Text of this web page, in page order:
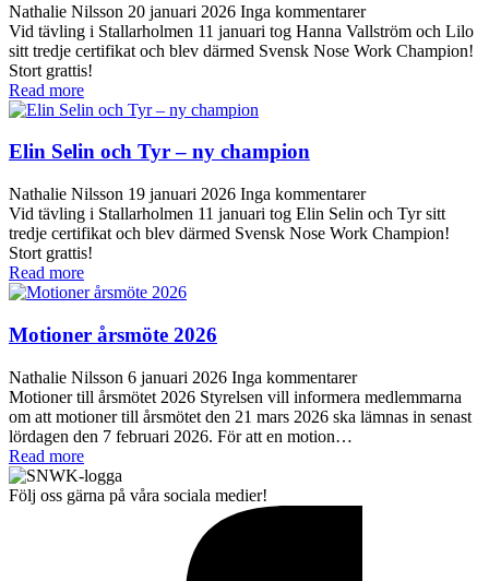
Nathalie Nilsson 20 januari 2026 Inga kommentarer
Vid tävling i Stallarholmen 11 januari tog Hanna Vallström och Lilo
sitt tredje certifikat och blev därmed Svensk Nose Work Champion!
Stort grattis!
Read more
Elin Selin och Tyr – ny champion
Nathalie Nilsson 19 januari 2026 Inga kommentarer
Vid tävling i Stallarholmen 11 januari tog Elin Selin och Tyr sitt
tredje certifikat och blev därmed Svensk Nose Work Champion!
Stort grattis!
Read more
Motioner årsmöte 2026
Nathalie Nilsson 6 januari 2026 Inga kommentarer
Motioner till årsmötet 2026 Styrelsen vill informera medlemmarna
om att motioner till årsmötet den 21 mars 2026 ska lämnas in senast
lördagen den 7 februari 2026. För att en motion…
Read more
Följ oss gärna på våra sociala medier!